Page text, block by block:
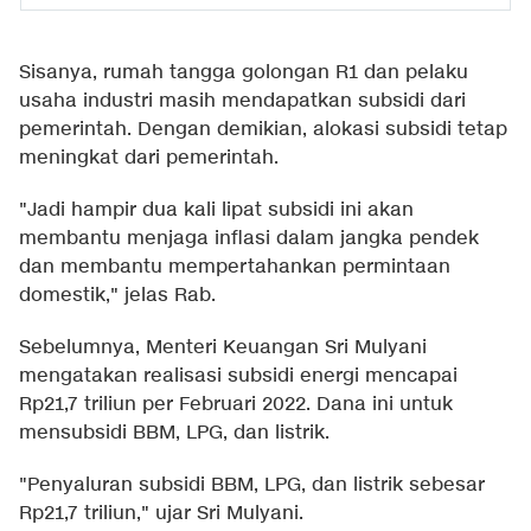
Sisanya, rumah tangga golongan R1 dan pelaku
usaha industri masih mendapatkan subsidi dari
pemerintah. Dengan demikian, alokasi subsidi tetap
meningkat dari pemerintah.
"Jadi hampir dua kali lipat subsidi ini akan
membantu menjaga inflasi dalam jangka pendek
dan membantu mempertahankan permintaan
domestik," jelas Rab.
Sebelumnya, Menteri Keuangan Sri Mulyani
mengatakan realisasi subsidi energi mencapai
Rp21,7 triliun per Februari 2022. Dana ini untuk
mensubsidi BBM, LPG, dan listrik.
"Penyaluran subsidi BBM, LPG, dan listrik sebesar
Rp21,7 triliun," ujar Sri Mulyani.